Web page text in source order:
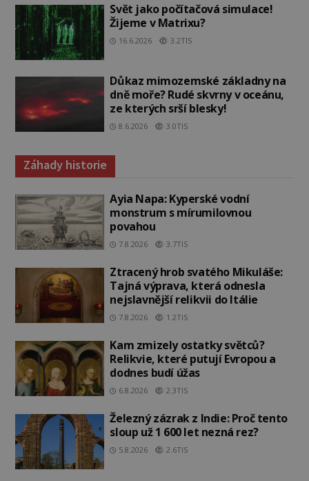
Svět jako počítačová simulace!
Žijeme v Matrixu?
16.6.2026 3.2TIS
Důkaz mimozemské základny na
dně moře? Rudé skvrny v oceánu,
ze kterých srší blesky!
8.6.2026 3.0TIS
Záhady historie
Ayia Napa: Kyperské vodní
monstrum s mírumilovnou
povahou
7.8.2026 3.7TIS
Ztracený hrob svatého Mikuláše:
Tajná výprava, která odnesla
nejslavnější relikvii do Itálie
7.8.2026 1.2TIS
Kam zmizely ostatky světců?
Relikvie, které putují Evropou a
dodnes budí úžas
6.8.2026 2.3TIS
Železný zázrak z Indie: Proč tento
sloup už 1 600 let nezná rez?
5.8.2026 2.6TIS